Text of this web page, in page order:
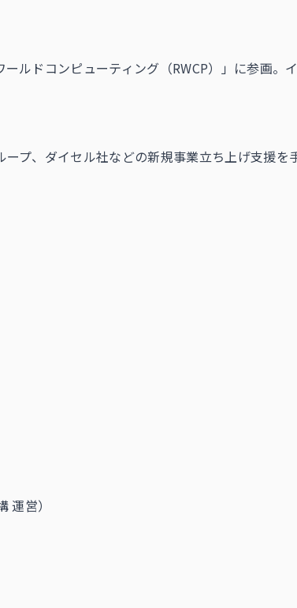
ルドコンピューティング（RWCP）」に参画。
プ、ダイセル社などの新規事業立ち上げ支援を
運営）